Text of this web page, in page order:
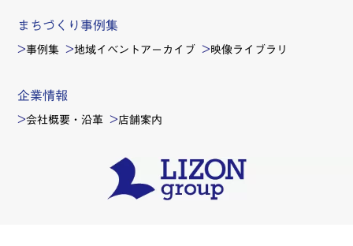
まちづくり事例集
事例集 地域イベントアーカイブ 映像ライブラリ
企業情報
会社概要・沿革 店舗案内